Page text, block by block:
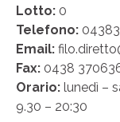
Lotto: 0
Telefono:
Email:
Fax: 0438
Orario: lunedì –
9.30 – 20:30